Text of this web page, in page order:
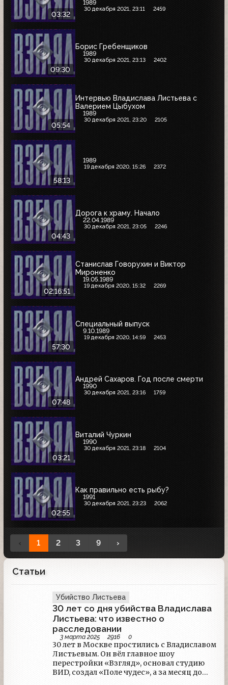
03:32
1989
30 декабря 2021, 23:11 2459
09:30
Борис Гребенщиков
1989
30 декабря 2021, 23:13 2402
05:54
Интервью Владислава Листьева с
Валерием Цыбухом
1989
30 декабря 2021, 23:20 2105
58:13
1989
19 декабря 2020, 15:26 2372
04:43
Дорога к храму. Начало
22.04.1989
30 декабря 2021, 23:05 2246
02:16:51
Станислав Говорухин и Виктор
Мироненко
19.05.1989
19 декабря 2020, 15:32 2269
57:30
Специальный выпуск
9.10.1989
19 декабря 2020, 14:59 2453
07:48
Андрей Сахаров. Год после смерти
1990
30 декабря 2021, 23:16 1759
03:21
Виталий Чуркин
1990
30 декабря 2021, 23:18 2104
02:55
Как правильно есть рыбу?
1991
30 декабря 2021, 23:23 2062
‹ 1 2 3 9 ›
Статьи
Убийство Листьева
30 лет со дня убийства Владислава
Листьева: что известно о
расследовании
3 марта 2025 2916 0
30 лет в Москве простились с Владиславом
Листьевым. Он вёл главное шоу
перестройки «Взгляд», основал студию
ВИD, создал «Поле чудес», а за месяц до